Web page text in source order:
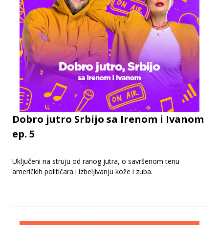
Dobro jutro Srbijo sa Irenom i Ivanom
ep. 5
Uključeni na struju od ranog jutra, o savršenom tenu
američkih političara i izbeljivanju kože i zuba.